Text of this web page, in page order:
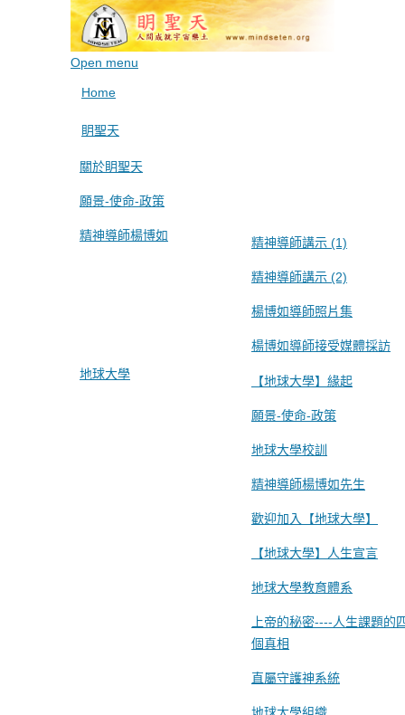
Open menu
Home
眀聖天
關於眀聖天
願景-使命-政策
精神導師楊博如 精神導師講示 (1)
精神導師講示 (2)
楊博如導師照片集
楊博如導師接受媒體採訪
地球大學
【地球大學】緣起
願景-使命-政策
地球大學校訓
精神導師楊博如先生
歡迎加入【地球大學】
【地球大學】人生宣言
地球大學教育體系
上帝的秘密----人生課題的
個真相
直屬守護神系統